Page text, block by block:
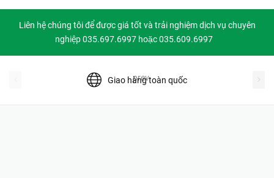
Liên hệ chúng tôi để được giá tốt và trải nghiệm dịch vụ chuyên
nghiệp 035.697.6997 hoặc 035.609.6997
Giao hàng toàn quốc
prev